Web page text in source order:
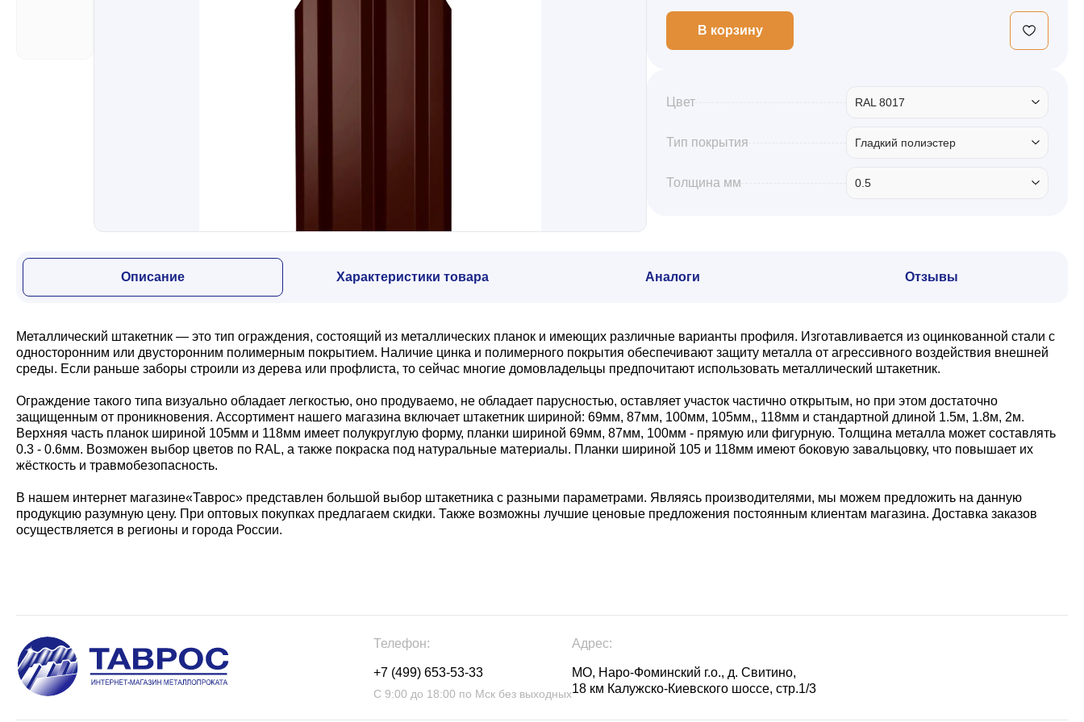
В корзину
Цвет RAL 8017
Тип покрытия Гладкий полиэстер
Толщина мм 0.5
Описание Характеристики товара Аналоги Отзывы
Металлический штакетник — это тип ограждения, состоящий из металлических планок и имеющих различные варианты профиля. Изготавливается из оцинкованной стали с
односторонним или двусторонним полимерным покрытием. Наличие цинка и полимерного покрытия обеспечивают защиту металла от агрессивного воздействия внешней
среды. Если раньше заборы строили из дерева или профлиста, то сейчас многие домовладельцы предпочитают использовать металлический штакетник.
Ограждение такого типа визуально обладает легкостью, оно продуваемо, не обладает парусностью, оставляет участок частично открытым, но при этом достаточно
защищенным от проникновения. Ассортимент нашего магазина включает штакетник шириной: 69мм, 87мм, 100мм, 105мм,, 118мм и стандартной длиной 1.5м, 1.8м, 2м.
Верхняя часть планок шириной 105мм и 118мм имеет полукруглую форму, планки шириной 69мм, 87мм, 100мм - прямую или фигурную. Толщина металла может составлять
0.3 - 0.6мм. Возможен выбор цветов по RAL, а также покраска под натуральные материалы. Планки шириной 105 и 118мм имеют боковую завальцовку, что повышает их
жёсткость и травмобезопасность.
В нашем интернет магазине«Таврос» представлен большой выбор штакетника с разными параметрами. Являясь производителями, мы можем предложить на данную
продукцию разумную цену. При оптовых покупках предлагаем скидки. Также возможны лучшие ценовые предложения постоянным клиентам магазина. Доставка заказов
осуществляется в регионы и города России.
Телефон:
+7 (499) 653-53-33
С 9:00 до 18:00 по Мск без выходных
Адрес:
МО, Наро-Фоминский г.о., д. Свитино,
18 км Калужско-Киевского шоссе, стр.1/3